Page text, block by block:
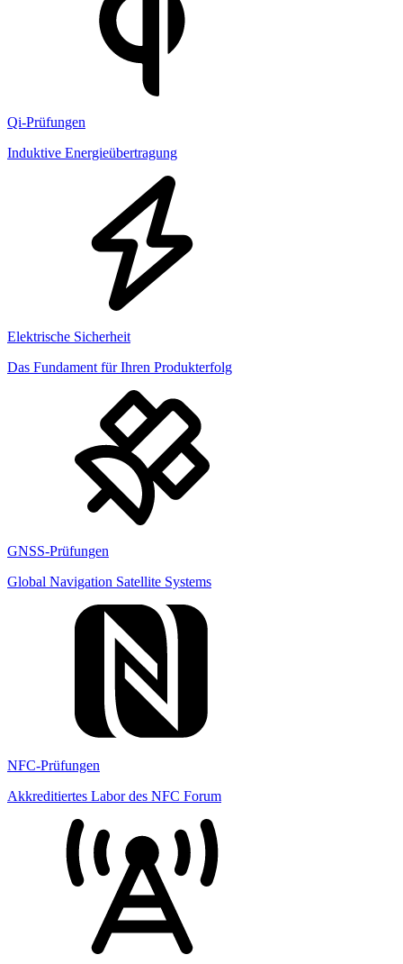
Qi-Prüfungen
Induktive Energieübertragung
Elektrische Sicherheit
Das Fundament für Ihren Produkterfolg
GNSS-Prüfungen
Global Navigation Satellite Systems
NFC-Prüfungen
Akkreditiertes Labor des NFC Forum